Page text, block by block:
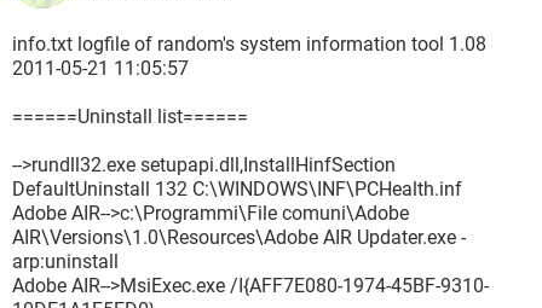
info.txt logfile of random's system information tool 1.08
2011-05-21 11:05:57
======Uninstall list======
-->rundll32.exe setupapi.dll,InstallHinfSection
DefaultUninstall 132 C:\WINDOWS\INF\PCHealth.inf
Adobe AIR-->c:\Programmi\File comuni\Adobe
AIR\Versions\1.0\Resources\Adobe AIR Updater.exe -
arp:uninstall
Adobe AIR-->MsiExec.exe /I{AFF7E080-1974-45BF-9310-